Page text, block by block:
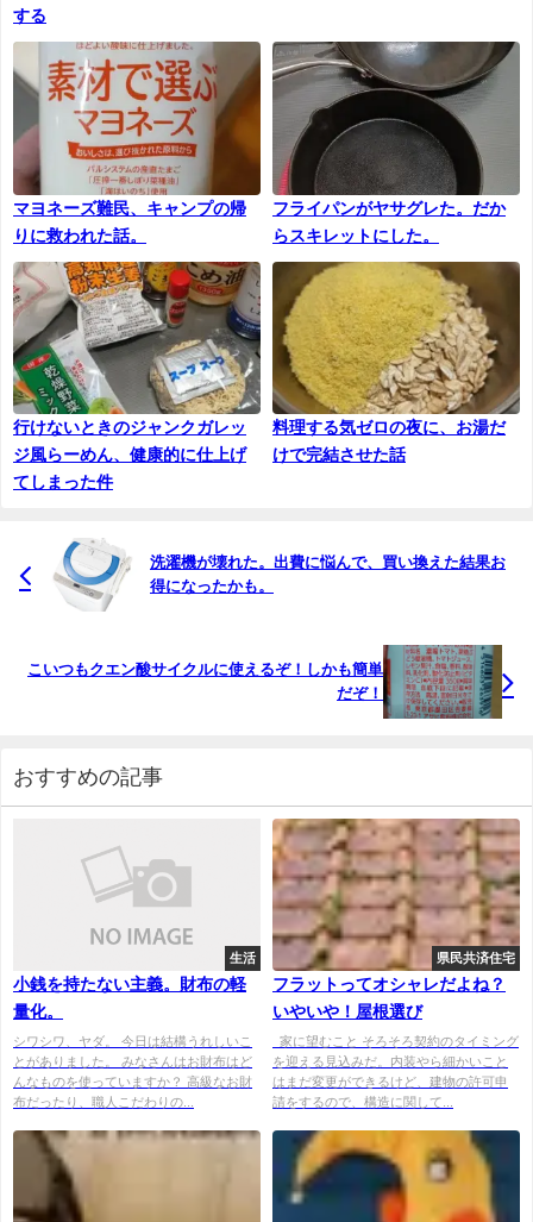
する
マヨネーズ難民、キャンプの帰
りに救われた話。
フライパンがヤサグレた。だか
らスキレットにした。
行けないときのジャンクガレッ
ジ風らーめん、健康的に仕上げ
てしまった件
料理する気ゼロの夜に、お湯だ
けで完結させた話
洗濯機が壊れた。出費に悩んで、買い換えた結果お
得になったかも。
こいつもクエン酸サイクルに使えるぞ！しかも簡単
だぞ！
おすすめの記事
生活
小銭を持たない主義。財布の軽
量化。
シワシワ、ヤダ。 今日は結構うれしいこ
とがありました。 みなさんはお財布はど
んなものを使っていますか？ 高級なお財
布だったり、職人こだわりの...
県民共済住宅
フラットってオシャレだよね？
いやいや！屋根選び
家に望むこと そろそろ契約のタイミング
を迎える見込みだ。内装やら細かいこと
はまだ変更ができるけど、建物の許可申
請をするので、構造に関して...